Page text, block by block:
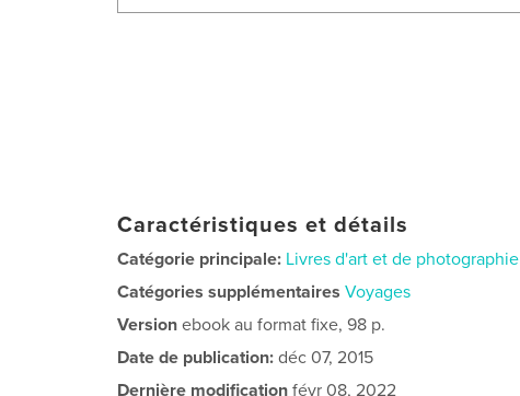
Caractéristiques et détails
Catégorie principale: Livres d'art et de photographie
Catégories supplémentaires Voyages
Version ebook au format fixe, 98 p.
Date de publication: déc 07, 2015
Dernière modification févr 08, 2022